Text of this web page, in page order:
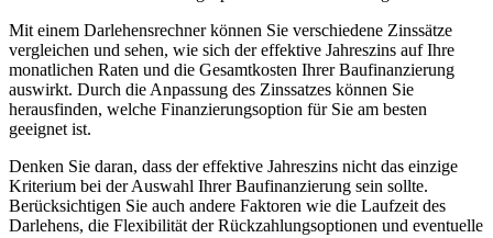
Mit einem Darlehensrechner können Sie verschiedene Zinssätze
vergleichen und sehen, wie sich der effektive Jahreszins auf Ihre
monatlichen Raten und die Gesamtkosten Ihrer Baufinanzierung
auswirkt. Durch die Anpassung des Zinssatzes können Sie
herausfinden, welche Finanzierungsoption für Sie am besten
geeignet ist.
Denken Sie daran, dass der effektive Jahreszins nicht das einzige
Kriterium bei der Auswahl Ihrer Baufinanzierung sein sollte.
Berücksichtigen Sie auch andere Faktoren wie die Laufzeit des
Darlehens, die Flexibilität der Rückzahlungsoptionen und eventuelle